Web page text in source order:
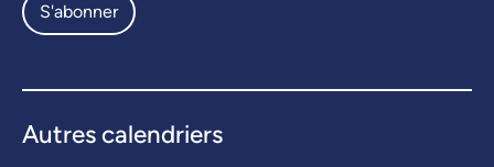
S'abonner
Autres calendriers